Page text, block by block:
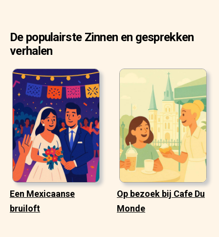
De populairste Zinnen en gesprekken
verhalen
Een Mexicaanse
bruiloft
Op bezoek bij Cafe Du
Monde